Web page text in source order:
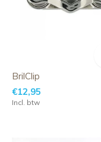
BrilClip
€12,95
Incl. btw